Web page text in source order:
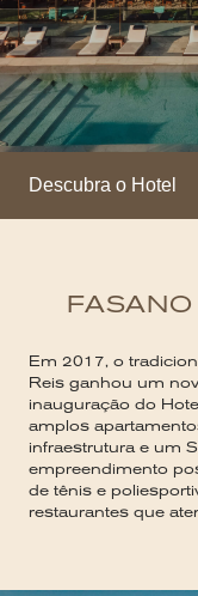
CONTATO
Descubra o Hotel
Em 2017, o
Reis ganhou um
inauguração do
amplos
infraestrutura e um
empreendimento
de tênis e
restaurantes que